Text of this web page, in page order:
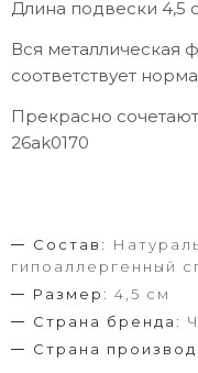
Длина подвески 4,5
Вся металлическая
соответствует
Прекрасно
26ak0170
Состав:
гипоаллергенный
Размер: 4,5 см
Страна бренда:
Страна